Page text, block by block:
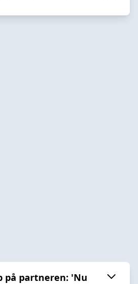
på partneren: 'Nu